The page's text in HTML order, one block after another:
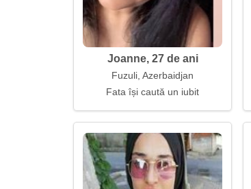
Joanne, 27 de ani
Fuzuli, Azerbaidjan
Fata își caută un iubit